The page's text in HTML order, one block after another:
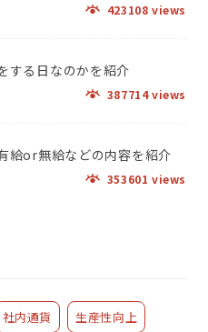
423108 views
する日なのかを紹介
387714 views
給or無給などの内容を紹介
353601 views
社内通貨 生産性向上